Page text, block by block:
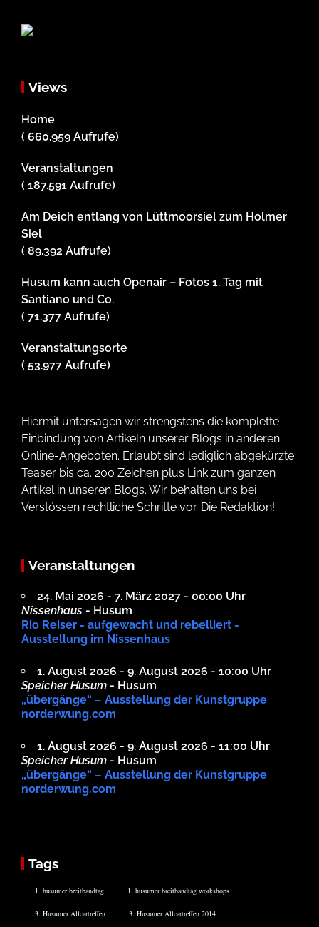
Views
Home
( 660.959 Aufrufe)
Veranstaltungen
( 187.591 Aufrufe)
Am Deich entlang von Lüttmoorsiel zum Holmer
Siel
( 89.392 Aufrufe)
Husum kann auch Openair – Fotos 1. Tag mit
Santiano und Co.
( 71.377 Aufrufe)
Veranstaltungsorte
( 53.977 Aufrufe)
Hiermit untersagen wir strengstens die komplette
Einbindung von Artikeln unserer Blogs in anderen
Online-Angeboten. Erlaubt sind lediglich abgekürzte
Teaser bis ca. 200 Zeichen plus Link zum ganzen
Artikel in unseren Blogs. Wir behalten uns bei
Verstössen rechtliche Schritte vor. Die Redaktion!
Veranstaltungen
24. Mai 2026 - 7. März 2027 - 00:00 Uhr
Nissenhaus - Husum
Rio Reiser - aufgewacht und rebelliert -
Ausstellung im Nissenhaus
1. August 2026 - 9. August 2026 - 10:00 Uhr
Speicher Husum - Husum
„übergänge“ – Ausstellung der Kunstgruppe
norderwung.com
1. August 2026 - 9. August 2026 - 11:00 Uhr
Speicher Husum - Husum
„übergänge“ – Ausstellung der Kunstgruppe
norderwung.com
Tags
1. husumer breitbandtag 1. husumer breitbandtag workshops
3. Husumer Allcartreffen 3. Husumer Allcartreffen 2014